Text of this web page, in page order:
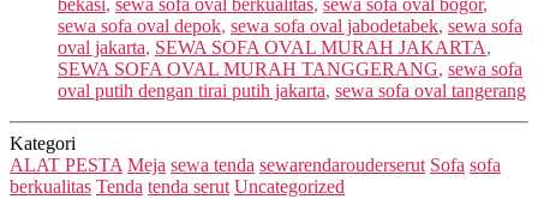
bekasi, sewa sofa oval berkualitas, sewa sofa oval bogor,
sewa sofa oval depok, sewa sofa oval jabodetabek, sewa sofa
oval jakarta, SEWA SOFA OVAL MURAH JAKARTA,
SEWA SOFA OVAL MURAH TANGGERANG, sewa sofa
oval putih dengan tirai putih jakarta, sewa sofa oval tangerang
Kategori
ALAT PESTA Meja sewa tenda sewarendarouderserut Sofa sofa
berkualitas Tenda tenda serut Uncategorized